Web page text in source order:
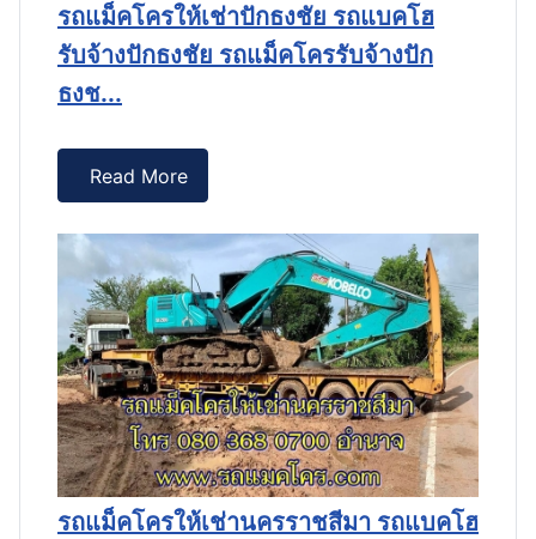
รถแม็คโครให้เช่าปักธงชัย รถแบคโฮ
รับจ้างปักธงชัย รถแม็คโครรับจ้างปัก
ธงช...
Read More
รถแม็คโครให้เช่านครราชสีมา รถแบคโฮ